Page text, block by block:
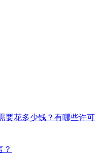
要花多少钱？有哪些许可
？